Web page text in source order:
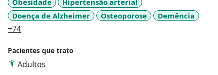
Obesidade
Hipertensão arterial
Doença de Alzheimer
Osteoporose Demência
+74a11y_sr_more_diseases
Pacientes que trato
Adultos